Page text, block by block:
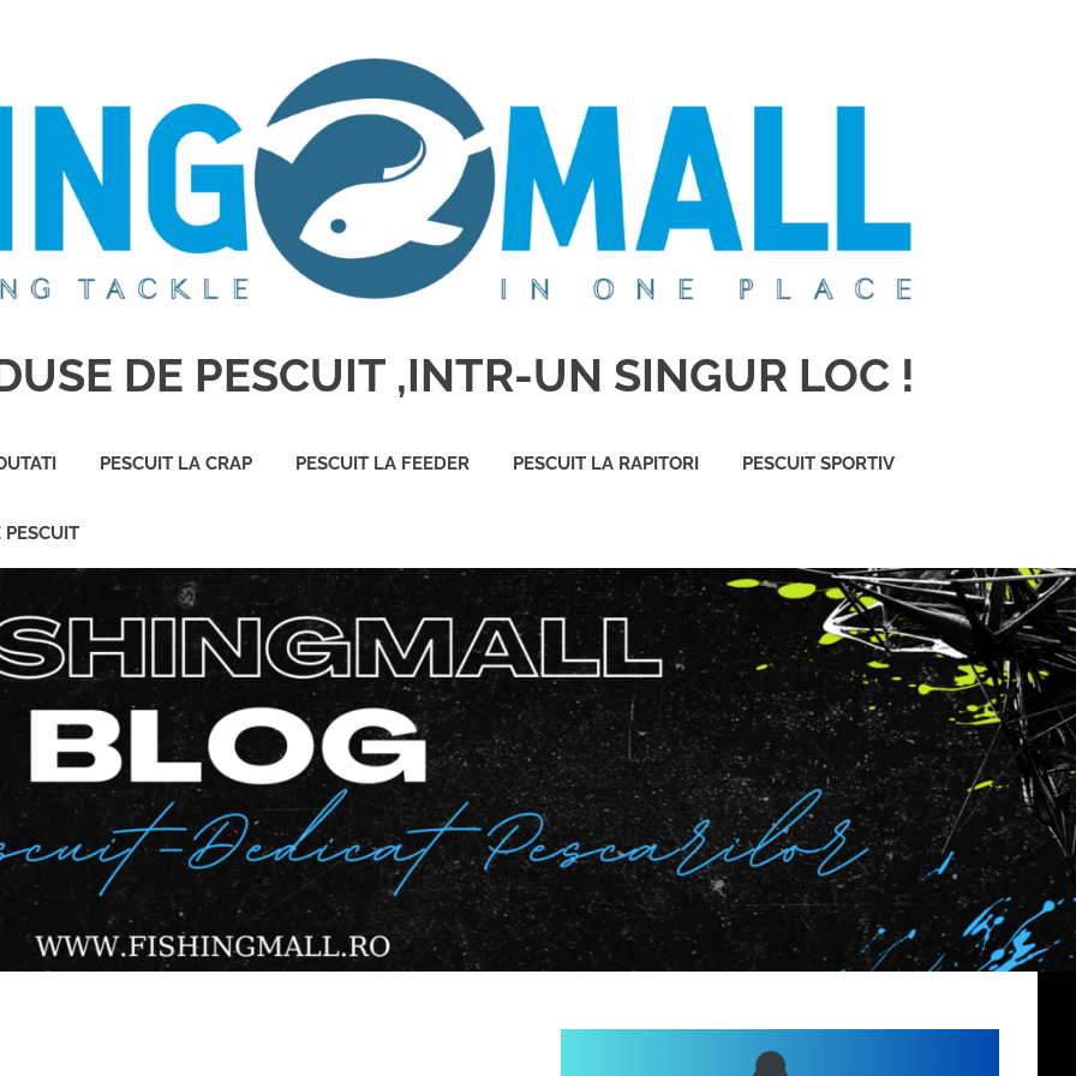
DE PESCUIT ,INTR-UN SINGUR LOC !
PESCUIT LA CRAP PESCUIT LA FEEDER PESCUIT LA RAPITORI PESCUIT SPORTIV
PESCUIT